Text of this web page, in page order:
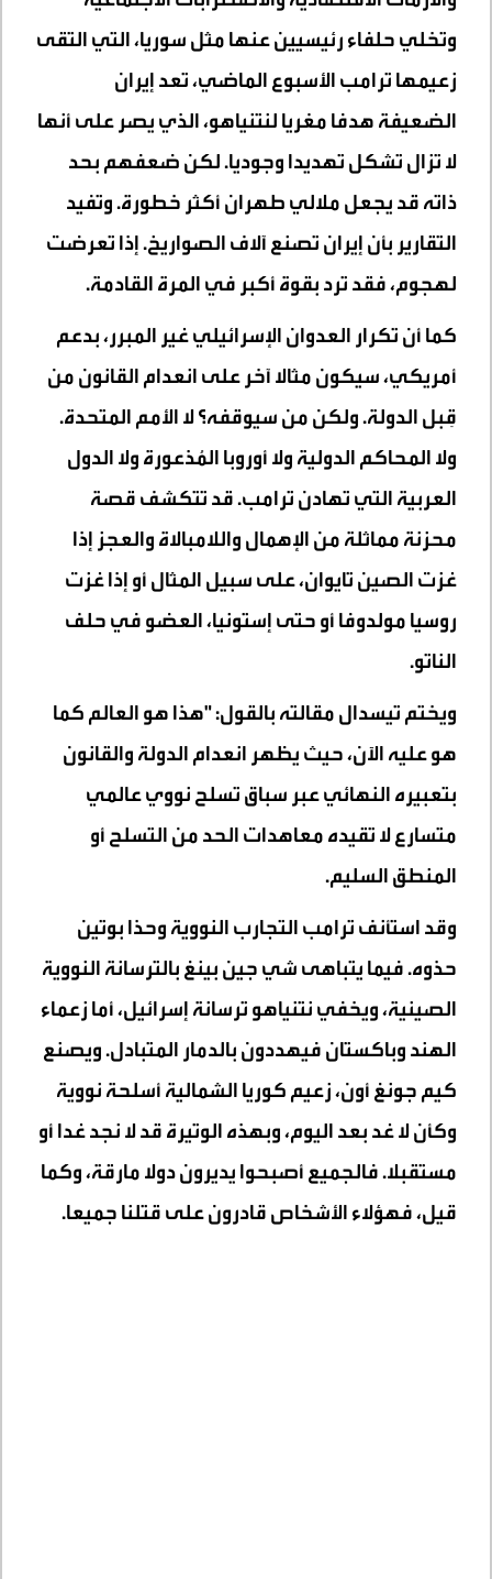
وتخلي حلفاء رئيسيين عنها مثل سوريا، التي التقى
زعيمها ترامب الأسبوع الماضي، تعد إيران
الضعيفة هدفا مغريا لنتنياهو، الذي يصر على أنها
لا تزال تشكل تهديدا وجوديا. لكن ضعفهم بحد
ذاته قد يجعل ملالي طهران أكثر خطورة. وتفيد
التقارير بأن إيران تصنع آلاف الصواريخ. إذا تعرضت
لهجوم، فقد ترد بقوة أكبر في المرة القادمة.
كما أن تكرار العدوان الإسرائيلي غير المبرر، بدعم
أمريكي، سيكون مثالا آخر على انعدام القانون من
قِبل الدولة. ولكن من سيوقفه؟ لا الأمم المتحدة.
ولا المحاكم الدولية ولا أوروبا المُذعورة ولا الدول
العربية التي تهادن ترامب. قد تتكشف قصة
محزنة مماثلة من الإهمال واللامبالاة والعجز إذا
غزت الصين تايوان، على سبيل المثال أو إذا غزت
روسيا مولدوفا أو حتى إستونيا، العضو في حلف
الناتو.
ويختم تيسدال مقالته بالقول: "هذا هو العالم كما
هو عليه الآن، حيث يظهر انعدام الدولة والقانون
بتعبيره النهائي عبر سباق تسلح نووي عالمي
متسارع لا تقيده معاهدات الحد من التسلح أو
المنطق السليم.
وقد استأنف ترامب التجارب النووية وحذا بوتين
حذوه. فيما يتباهى شي جين بينغ بالترسانة النووية
الصينية، ويخفي نتنياهو ترسانة إسرائيل، أما زعماء
الهند وباكستان فيهددون بالدمار المتبادل. ويصنع
كيم جونغ أون، زعيم كوريا الشمالية أسلحة نووية
وكأن لا غد بعد اليوم، وبهذه الوتيرة قد لا نجد غدا أو
مستقبلا. فالجميع أصبحوا يديرون دولا مارقة، وكما
قيل، فهؤلاء الأشخاص قادرون على قتلنا جميعا.